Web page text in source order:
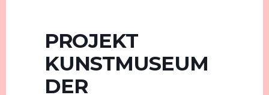
PROJEKT
KUNSTMUSEUM
DER